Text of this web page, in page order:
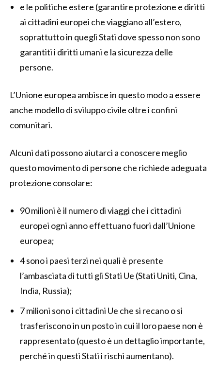
e le politiche estere (garantire protezione e diritti
ai cittadini europei che viaggiano all’estero,
soprattutto in quegli Stati dove spesso non sono
garantiti i diritti umani e la sicurezza delle
persone.
L’Unione europea ambisce in questo modo a essere
anche modello di sviluppo civile oltre i confini
comunitari.
Alcuni dati possono aiutarci a conoscere meglio
questo movimento di persone che richiede adeguata
protezione consolare:
90 milioni è il numero di viaggi che i cittadini
europei ogni anno effettuano fuori dall’Unione
europea;
4 sono i paesi terzi nei quali è presente
l’ambasciata di tutti gli Stati Ue (Stati Uniti, Cina,
India, Russia);
7 milioni sono i cittadini Ue che si recano o si
trasferiscono in un posto in cui il loro paese non è
rappresentato (questo è un dettaglio importante,
perché in questi Stati i rischi aumentano).